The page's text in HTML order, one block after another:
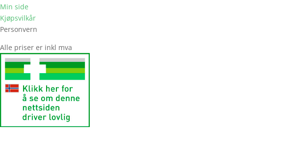
Min side
Kjøpsvilkår
Personvern
Alle priser er inkl mva